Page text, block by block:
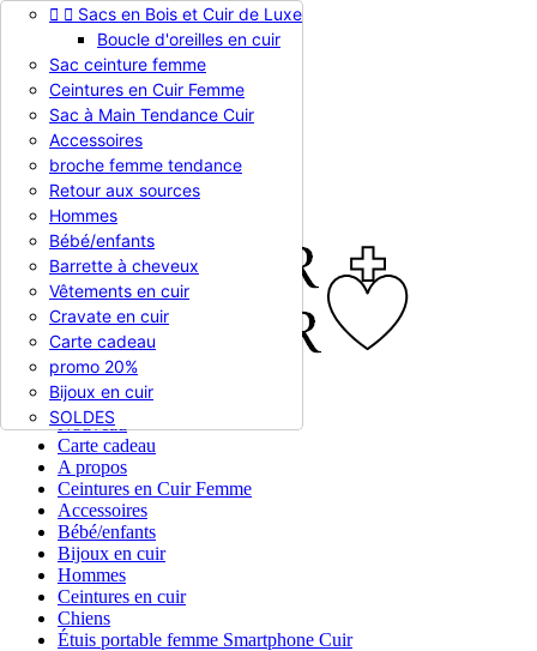
Appelez-nous :0786510612
EUR € 
EUR €
RUB RUB
Connexion
shopping_cart Panier (0)
  En stock
  Sacs en Bois et Cuir de Luxe
Boucle d'oreilles en cuir
Sac ceinture femme
Ceintures en Cuir Femme
Sac à Main Tendance Cuir
Accessoires
broche femme tendance
Retour aux sources
Hommes
Bébé/enfants
Barrette à cheveux
Vêtements en cuir
Cravate en cuir
Carte cadeau
promo 20%
Bijoux en cuir
SOLDES
Nouveau
Carte cadeau
A propos
Ceintures en Cuir Femme
Accessoires
Bébé/enfants
Bijoux en cuir
Hommes
Ceintures en cuir
Chiens
Étuis portable femme Smartphone Cuir